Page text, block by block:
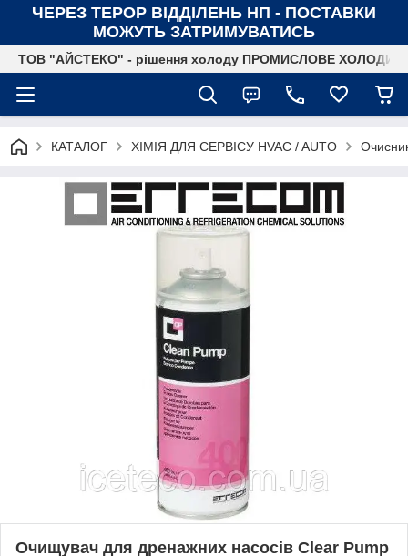
ЧЕРЕЗ ТЕРОР ВІДДІЛЕНЬ НП - ПОСТАВКИ
МОЖУТЬ ЗАТРИМУВАТИСЬ
ТОВ "АЙСТЕКО" - рішення холоду ПРОМИСЛОВЕ
КАТАЛОГ ХІМІЯ ДЛЯ СЕРВІСУ HVAC / AUTO
Очищувач для дренажних насосів Clear Pump